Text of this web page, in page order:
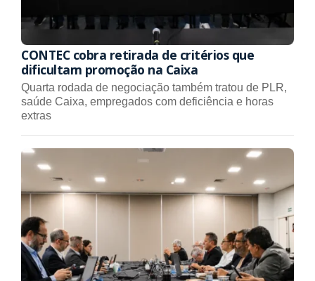
CONTEC cobra retirada de critérios que
dificultam promoção na Caixa
Quarta rodada de negociação também tratou de PLR,
saúde Caixa, empregados com deficiência e horas
extras